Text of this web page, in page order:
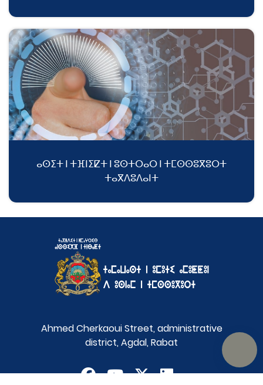
ⴰⵙⵉⵜ ⵏ ⵜⴼⵏⵉⵇⵜ ⵏ ⵓⵙⵜⵔⴰⵔ ⵏ ⵜⵎⵙⵙⵓⴳⵓⵔⵜ
ⵜⴰⴳⴷⵓⴷⴰⵏⵜ
Ahmed Cherkaoui Street, administrative
district, Agdal, Rabat